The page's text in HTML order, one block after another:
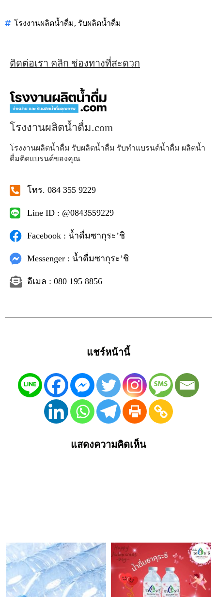
โรงงานผลิตน้ำดื่ม, รับผลิตน้ำดื่ม
ติดต่อเรา คลิก ช่องทางที่สะดวก
โรงงานผลิตน้ำดื่ม.com
โรงงานผลิตน้ำดื่ม รับผลิตน้ำดื่ม รับทำแบรนด์น้ำดื่ม ผลิตน้ำ
ดื่มติดแบรนด์ของคุณ
โทร. 084 355 9229
Line ID : @0843559229
Facebook : น้ำดื่มซากุระ’ชิ
Messenger : น้ำดื่มซากุระ’ชิ
อีเมล : 080 195 8856
แชร์หน้านี้
แสดงความคิดเห็น